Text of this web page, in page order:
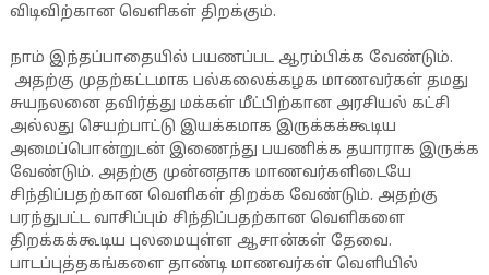
விடிவிற்கான வெளிகள் திறக்கும்.
நாம் இந்தப்பாதையில் பயணப்பட ஆரம்பிக்க வேண்டும்.
அதற்கு முதற்கட்டமாக பல்கலைக்கழக மாணவர்கள் தமது
சுயநலனை தவிர்த்து மக்கள் மீட்பிற்கான அரசியல் கட்சி
அல்லது செயற்பாட்டு இயக்கமாக இருக்கக்கூடிய
அமைப்பொன்றுடன் இணைந்து பயணிக்க தயாராக இருக்க
வேண்டும். அதற்கு முன்னதாக மாணவர்களிடையே
சிந்திப்பதற்கான வெளிகள் திறக்க வேண்டும். அதற்கு
பரந்துபட்ட வாசிப்பும் சிந்திப்பதற்கான வெளிகளை
திறக்கக்கூடிய புலமையுள்ள ஆசான்கள் தேவை.
பாடப்புத்தகங்களை தாண்டி மாணவர்கள் வெளியில்